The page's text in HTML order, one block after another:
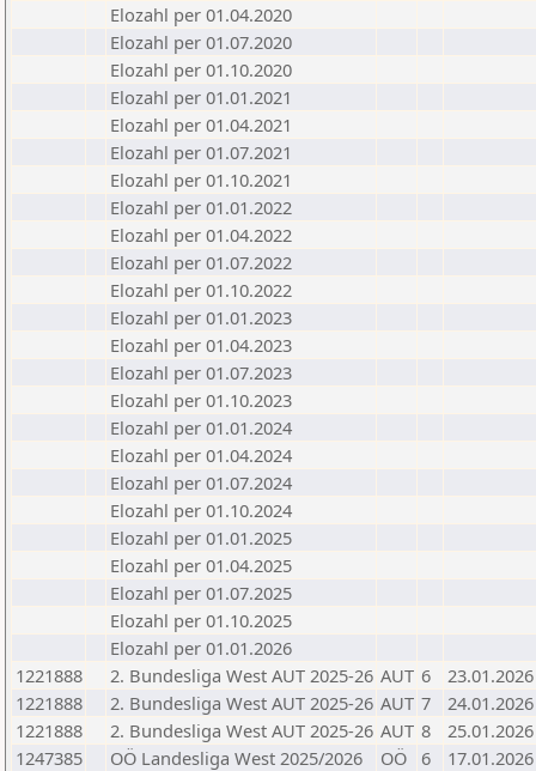
Elozahl per 01.04.2020
Elozahl per 01.07.2020
Elozahl per 01.10.2020
Elozahl per 01.01.2021
Elozahl per 01.04.2021
Elozahl per 01.07.2021
Elozahl per 01.10.2021
Elozahl per 01.01.2022
Elozahl per 01.04.2022
Elozahl per 01.07.2022
Elozahl per 01.10.2022
Elozahl per 01.01.2023
Elozahl per 01.04.2023
Elozahl per 01.07.2023
Elozahl per 01.10.2023
Elozahl per 01.01.2024
Elozahl per 01.04.2024
Elozahl per 01.07.2024
Elozahl per 01.10.2024
Elozahl per 01.01.2025
Elozahl per 01.04.2025
Elozahl per 01.07.2025
Elozahl per 01.10.2025
Elozahl per 01.01.2026
1221888
2. Bundesliga West AUT 2025-26 AUT 6
23.01.2026
1221888
2. Bundesliga West AUT 2025-26 AUT 7
24.01.2026
1221888
2. Bundesliga West AUT 2025-26 AUT 8
25.01.2026
1247385
OÖ Landesliga West 2025/2026 OÖ 6
17.01.2026